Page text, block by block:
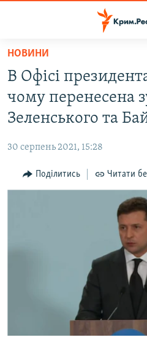
Перейти
основного
матеріалу
Перейти
до
основної
навігації
Перейти
до
НОВИНИ
ВОДА.КРИМ
ВІДЕО ТА ФОТО
БЛОГИ
ПОГЛЯД
ВІДЕОУРОКИ «ELIFBE»
СВІДЧЕННЯ ОКУПАЦІЇ
УКРАЇНСЬКА ПРОБЛЕМА КРИМУ
ЯК ОБІЙТИ БЛОКУВАННЯ
НОВИНИ
В Офісі
чому перенесена
Зеленського та
30 серпень 2021, 15:28
Поділитись Читати